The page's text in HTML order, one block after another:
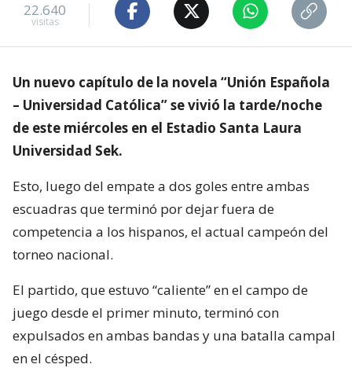
22.640
visitas
Un nuevo capítulo de la novela “Unión Española
– Universidad Católica” se vivió la tarde/noche
de este miércoles en el Estadio Santa Laura
Universidad Sek.
Esto, luego del empate a dos goles entre ambas
escuadras que terminó por dejar fuera de
competencia a los hispanos, el actual campeón del
torneo nacional.
El partido, que estuvo “caliente” en el campo de
juego desde el primer minuto, terminó con
expulsados en ambas bandas y una batalla campal
en el césped.